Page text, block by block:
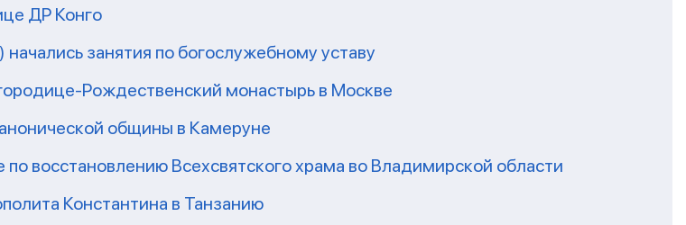
ДР Конго
занятия по богослужебному уставу
Рождественский монастырь в Москве
общины в Камеруне
восстановлению Всехсвятского храма во Владимирской области
Константина в Танзанию